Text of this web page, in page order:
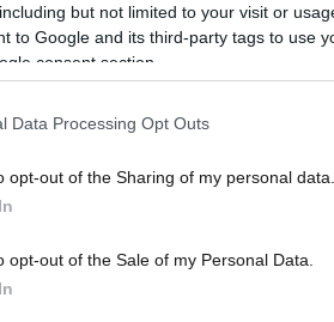
but not limited to your visit or
to Google and its third-party tags to use
consent section.
Data Processing Opt Outs
opt-out of the Sharing of my personal data.
opt-out of the Sale of my Personal Data.
όλες αστικές συγκοινωνίες
πόλη, το οποίο θα ισχύει για
θα ισχύει σε όλες τις
απεριόριστο αριθμό
την αγορά δεσμίδας 10
κατά 50% εφόσον